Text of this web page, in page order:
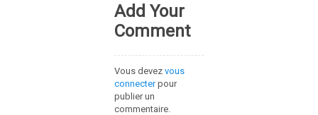
Add Your
Comment
Vous devez vous
connecterpour
publier un
commentaire.